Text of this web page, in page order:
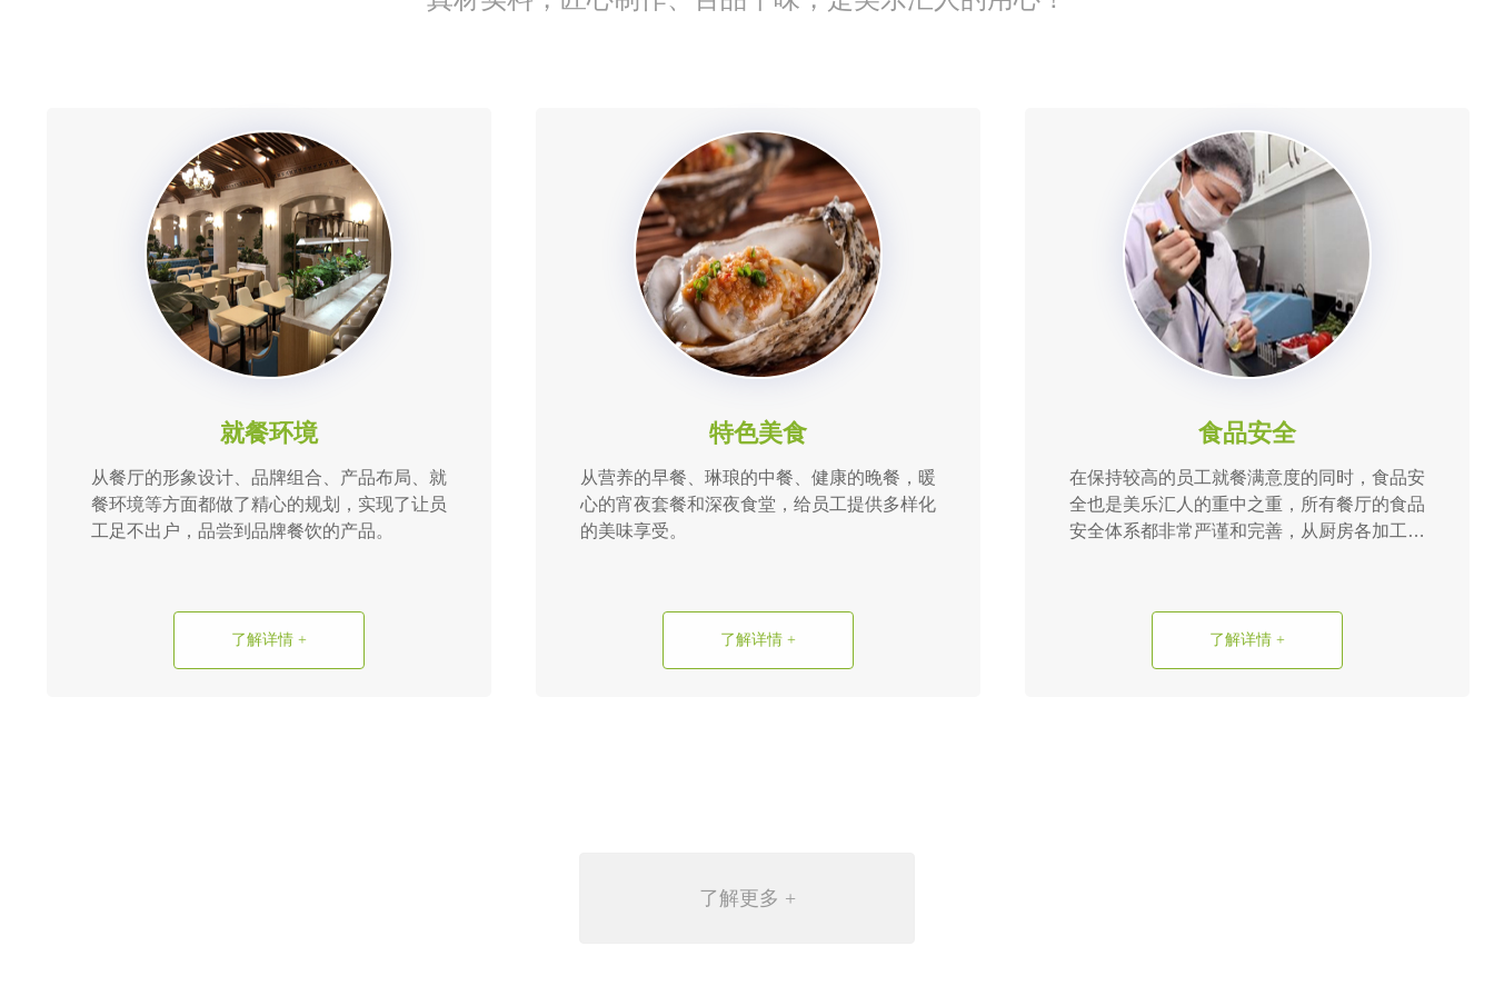
就餐环境
从餐厅的形象设计、品牌组合、产品布局、就
餐环境等方面都做了精心的规划，实现了让员
工足不出户，品尝到品牌餐饮的产品。
了解详情 +
特色美食
从营养的早餐、琳琅的中餐、健康的晚餐，暖
心的宵夜套餐和深夜食堂，给员工提供多样化
的美味享受。
了解详情 +
食品安全
在保持较高的员工就餐满意度的同时，食品安
全也是美乐汇人的重中之重，所有餐厅的食品
安全体系都非常严谨和完善，从厨房各加工区
了解详情 +
了解更多 +